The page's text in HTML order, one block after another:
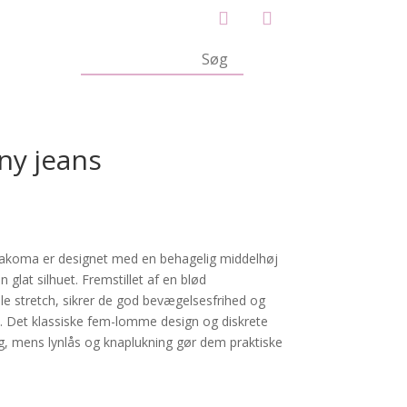
jeans
er designet med en behagelig middelhøj
glat silhuet. Fremstillet af en blød
stretch, sikrer de god bevægelsesfrihed og
klassiske fem-lomme design og diskrete
lynlås og knaplukning gør dem praktiske